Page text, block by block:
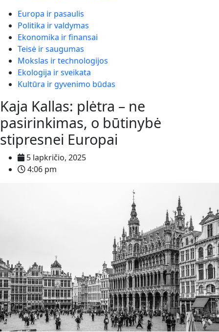
Europa ir pasaulis
Politika ir valdymas
Ekonomika ir finansai
Teisė ir saugumas
Mokslas ir technologijos
Ekologija ir sveikata
Kultūra ir gyvenimo būdas
Kaja Kallas: plėtra – ne
pasirinkimas, o būtinybė
stipresnei Europai
5 lapkričio, 2025
4:06 pm